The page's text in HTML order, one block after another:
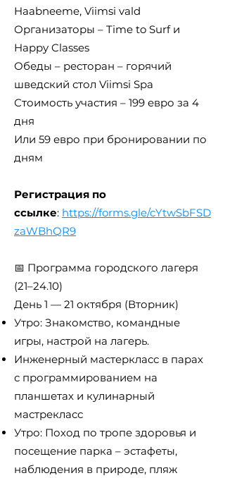
Haabneeme, Viimsi vald
Организаторы – Time to Surf и
Happy Classes
Обеды – ресторан – горячий
шведский стол Viimsi Spa
Стоимость участия – 199 евро за 4
дня
Или 59 евро при бронировании по
дням
Регистрация по
ссылке: https://forms.gle/cYtwSbFSD
zaWBhQR9
📅 Программа городского лагеря
(21–24.10)
День 1 — 21 октября (Вторник)
Утро: Знакомство, командные
игры, настрой на лагерь.
Инженерный мастеркласс в парах
с программированием на
планшетах и кулинарный
мастрекласс
Утро: Поход по тропе здоровья и
посещение парка – эстафеты,
наблюдения в природе, пляж